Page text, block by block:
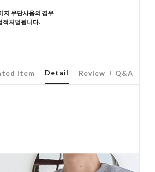
지 무단사용의 경우
적처벌됩니다.
Item Detail Review Q&A